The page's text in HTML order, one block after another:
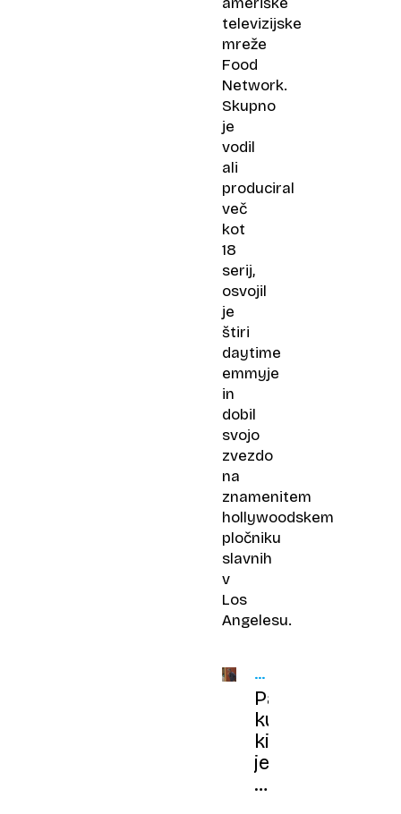
televizijske
mreže
Food
Network.
Skupno
je
vodil
ali
produciral
več
kot
18
serij,
osvojil
je
štiri
daytime
emmyje
in
dobil
svojo
zvezdo
na
znamenitem
hollywoodskem
pločniku
slavnih
v
Los
Angelesu.
LEGENDARNI
KUHARJI
Pankerski
kuhar,
ki
je
oboževal